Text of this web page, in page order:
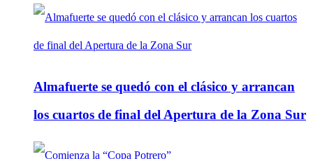
Almafuerte se quedó con el clásico y arrancan
los cuartos de final del Apertura de la Zona Sur